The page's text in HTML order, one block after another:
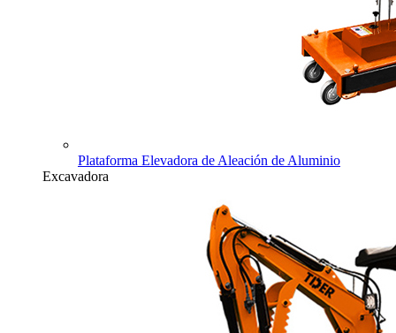
Plataforma Elevadora de Aleación de Aluminio
Excavadora